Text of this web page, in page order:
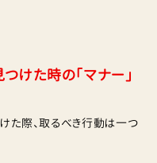
けた時の「マナー」
た際、取るべき行動は一つ